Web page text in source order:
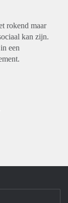
rokend maar
kan zijn.
een